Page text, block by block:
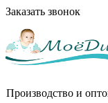
Заказать звонок
Производство и